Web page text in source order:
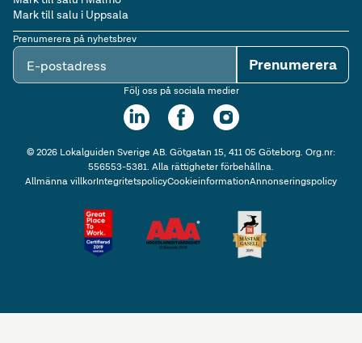
Mark till salu i Uppsala
Prenumerera på nyhetsbrev
E-postadress Prenumerera
Följ oss på sociala medier
©2026Lokalguiden Sverige AB. Götgatan 15, 411 05 Göteborg. Org.nr:
556553-5381. Alla rättigheter förbehållna.
Allmänna villkorIntegritetspolicyCookieinformationAnnonseringspolicy